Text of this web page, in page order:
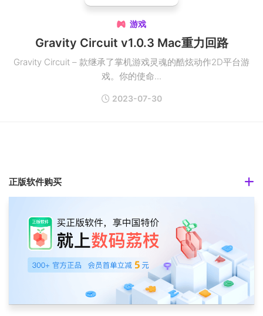
 游戏
Gravity Circuit v1.0.3 Mac重力回路
Gravity Circuit – 款继承了掌机游戏灵魂的酷炫动作2D平台游
戏。你的使命...
2023-07-30
正版软件购买